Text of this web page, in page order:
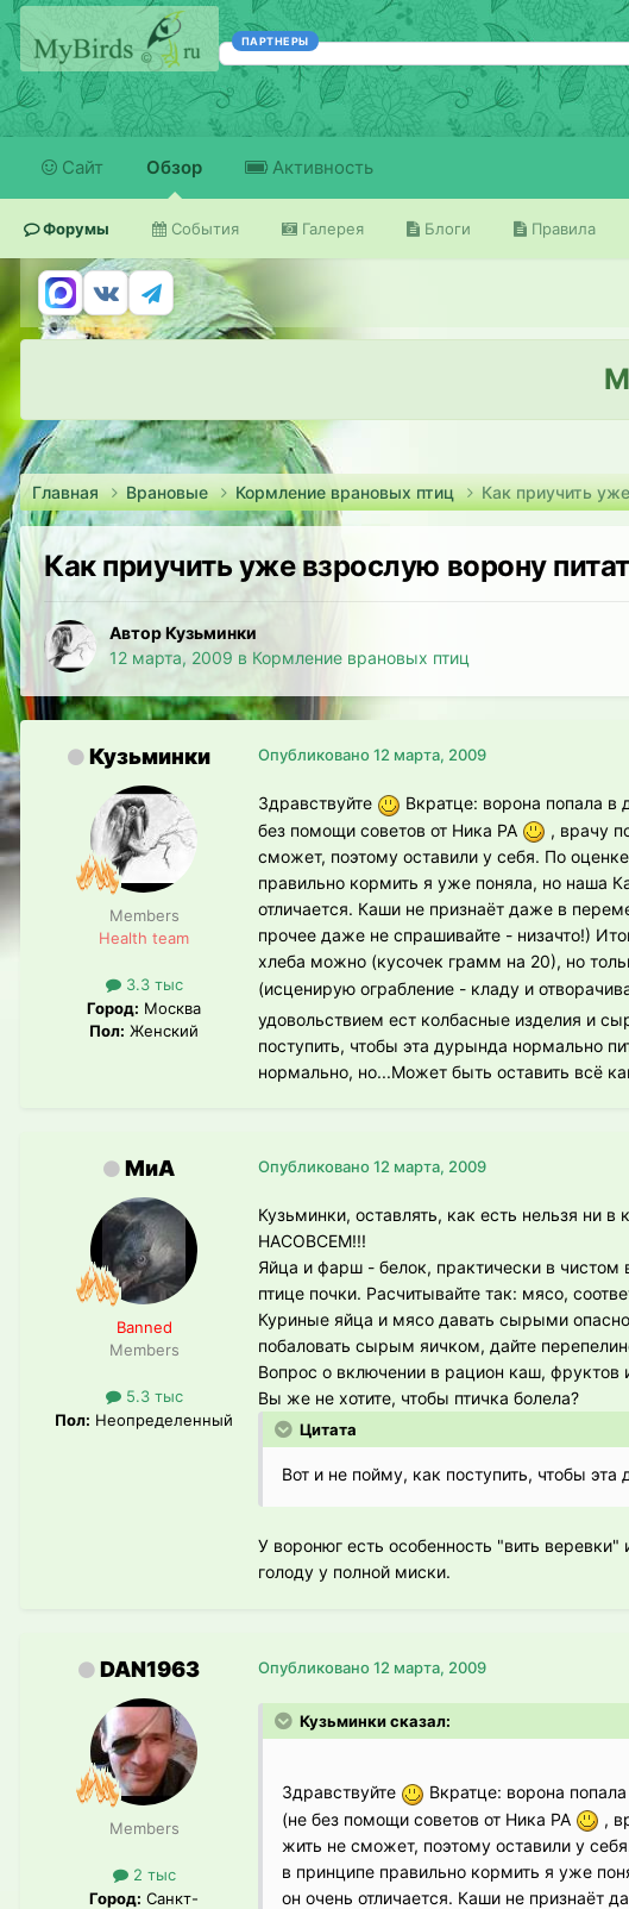
ПАРТНЕРЫ
Сайт Обзор
Форумы События Галерея Блоги Правила
Активность
Главная Врановые Кормление врановых птиц Как приучить
Как приучить уже взрослую ворону
Автор Кузьминки
12 марта, 2009 в Кормление врановых птиц
Кузьминки
Members
Health team
3.3 тыс
Город: Москва
Пол: Женский
Опубликовано12 марта, 2009
Здравствуйте
Вкратце: ворона попала в
без помощи советов от Ника РА
, врачу
сможет, поэтому оставили у себя. По
правильно кормить я уже поняла, но наша
отличается. Каши не признаёт даже в
прочее даже не спрашивайте - низачто!)
хлеба можно (кусочек грамм на 20), но
(исценирую ограбление - кладу и
удовольствием ест колбасные изделия и
поступить, чтобы эта дурында нормально
нормально, но...Может быть оставить всё
МиА
Banned
Members
5.3 тыс
Пол: Неопределенный
Опубликовано12 марта, 2009
Кузьминки, оставлять, как есть нельзя
НАСОВСЕМ!!!
Яйца и фарш - белок, практически в
птице почки. Расчитывайте так: мясо,
Куриные яйца и мясо давать сырыми
побаловать сырым яичком, дайте
Вопрос о включении в рацион каш, фруктов
Вы же не хотите, чтобы птичка болела?
Цитата
Вот и не пойму, как поступить, чтобы
У воронюг есть особенность "вить
голоду у полной миски.
DAN1963
Members
2 тыс
Город: Санкт-
Опубликовано12 марта, 2009
Кузьминки сказал:
Здравствуйте
Вкратце: ворона
(не без помощи советов от Ника РА
,
жить не сможет, поэтому оставили у
в принципе правильно кормить я уже
он очень отличается. Каши не